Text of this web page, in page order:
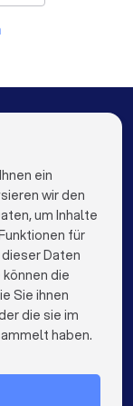
ein
wir den
um Inhalte
für
Daten
die
Sie ihnen
die sie im
haben.